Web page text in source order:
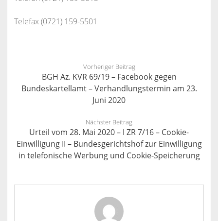
Telefax (0721) 159-5501
Vorheriger Beitrag
BGH Az. KVR 69/19 – Facebook gegen
Bundeskartellamt – Verhandlungstermin am 23.
Juni 2020
Nächster Beitrag
Urteil vom 28. Mai 2020 – I ZR 7/16 – Cookie-
Einwilligung II – Bundesgerichtshof zur Einwilligung
in telefonische Werbung und Cookie-Speicherung